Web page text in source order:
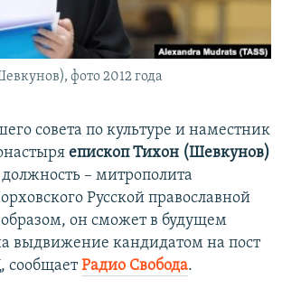
СУДЯТ?
RL
фото 2012 года
совета по культуре и наместник
епископ Тихон (Шевкунов)
– митрополита
Русской православной
он сможет в будущем
выдвижение кандидатом на пост
сообщаетРадио Свобода.